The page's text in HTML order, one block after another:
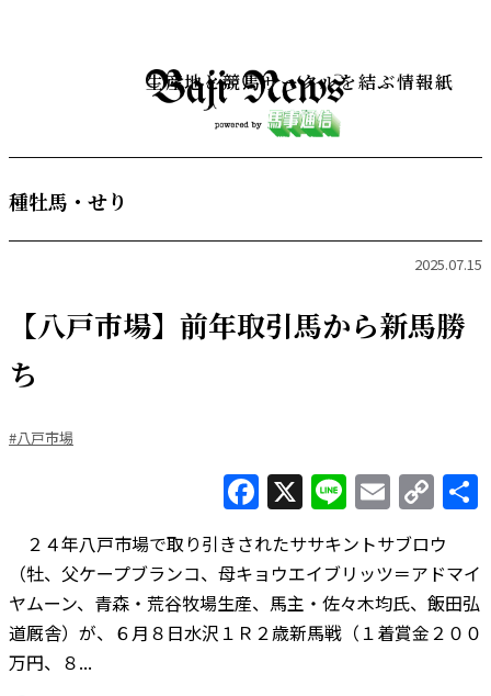
生産地と競馬サークルを結ぶ情報紙
種牡馬・せり
2025.07.15
【八戸市場】前年取引馬から新馬勝
ち
#八戸市場
Facebook
X LineEmail
２４年八戸市場で取り引きされたササキントサブロウ
（牡、父ケープブランコ、母キョウエイブリッツ＝アドマイ
ヤムーン、青森・荒谷牧場生産、馬主・佐々木均氏、飯田弘
道厩舎）が、６月８日水沢１Ｒ２歳新馬戦（１着賞金２００
万円、８...